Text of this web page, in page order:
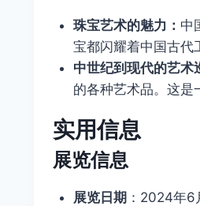
珠宝艺术的魅力： 中
宝都闪耀着中国古代
中世纪到现代的艺术
的各种艺术品。这是
实用信息
展览信息
展览日期：2024年6